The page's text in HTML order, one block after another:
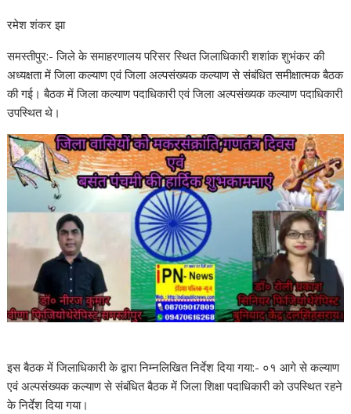
रमेश शंकर झा
समस्तीपुर:- जिले के समाहरणालय परिसर स्थित जिलाधिकारी शशांक शुभंकर की
अध्यक्षता में जिला कल्याण एवं जिला अल्पसंख्यक कल्याण से संबंधित समीक्षात्मक बैठक
की गई। बैठक में जिला कल्याण पदाधिकारी एवं जिला अल्पसंख्यक कल्याण पदाधिकारी
उपस्थित थे।
इस बैठक में जिलाधिकारी के द्वारा निम्नलिखित निर्देश दिया गया:- ०१ आगे से कल्याण
एवं अल्पसंख्यक कल्याण से संबंधित बैठक में जिला शिक्षा पदाधिकारी को उपस्थित रहने
के निर्देश दिया गया।